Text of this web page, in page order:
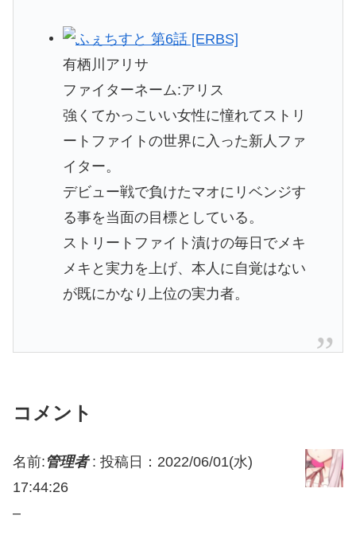
有栖川アリサ
ファイターネーム:アリス
強くてかっこいい女性に憧れてストリ
ートファイトの世界に入った新人ファ
イター。
デビュー戦で負けたマオにリベンジす
る事を当面の目標としている。
ストリートファイト漬けの毎日でメキ
メキと実力を上げ、本人に自覚はない
が既にかなり上位の実力者。
コメント
名前: 管理者: 投稿日：2022/06/01(水)
17:44:26
–